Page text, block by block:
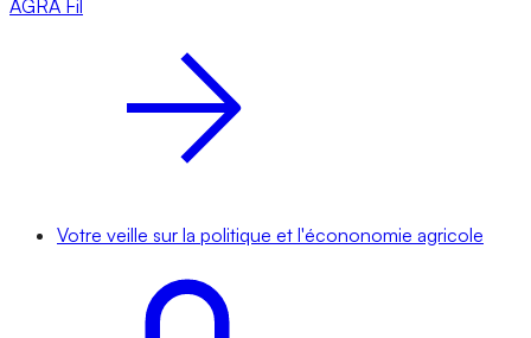
AGRA Fil
Votre veille sur la politique et l'écononomie agricole